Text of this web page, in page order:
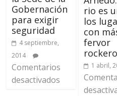
Gobernación
para exigir
seguridad
4 septiembre,
2014
Comentarios
desactivados
rio es
los
con
fervor
1 abril,